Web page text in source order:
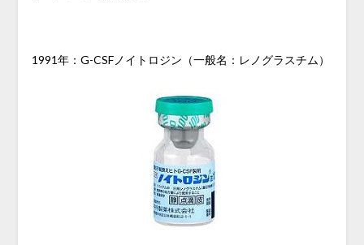
1991年：G-CSFノイトロジン（一般名：レノグラスチム）